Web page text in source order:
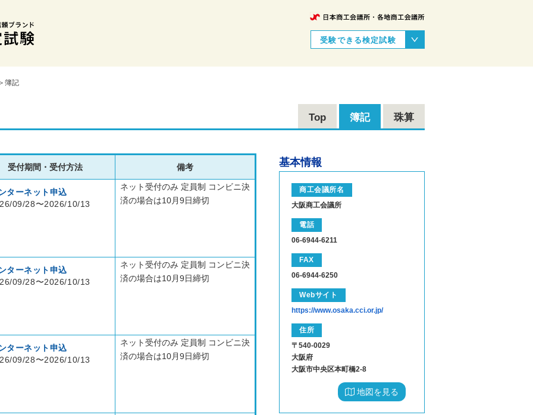
受験できる検定試験
＞簿記
Top 簿記 珠算
受付期間・受付方法 備考
ターネット申込
09/28〜2026/10/13
ネット受付のみ 定員制 コンビニ決
済の場合は10月9日締切
ターネット申込
09/28〜2026/10/13
ネット受付のみ 定員制 コンビニ決
済の場合は10月9日締切
ターネット申込
09/28〜2026/10/13
ネット受付のみ 定員制 コンビニ決
済の場合は10月9日締切
基本情報
商工会議所名
大阪商工会議所
電話
06-6944-6211
FAX
06-6944-6250
Webサイト
https://www.osaka.cci.or.jp/
住所
〒540-0029
大阪府
大阪市中央区本町橋2-8
地図を見る